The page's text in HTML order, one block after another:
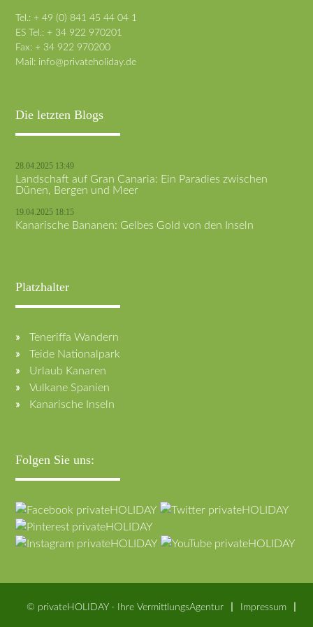
Tel.: + 49 (0) 841 45 44 04 1
ES Tel.: + 34 922 970201
Fax: + 34 922 970200
Mail: info@privateholiday.de
Die letzten Blogs
28.04.2025 13:49
Landschaft auf Gran Canaria: Ein Paradies zwischen
Dünen, Bergen und Meer
19.04.2025 18:15
Kanarische Bananen: Gelbes Gold von den Inseln
Platzhalter
Teneriffa Wandern
Teide Nationalpark
Urlaub Kanaren
Vulkane Spanien
Kanarische Inseln
Folgen Sie uns:
© privateHOLIDAY - Ihre VermittlungsAgentur Impressum